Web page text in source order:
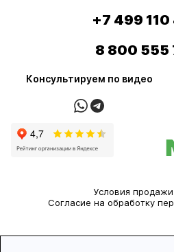
Консультируем по видео
+7 499
8 800 555
Условия
Согласие на обработку